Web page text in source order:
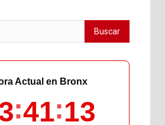
Actual en Bronx
41 14